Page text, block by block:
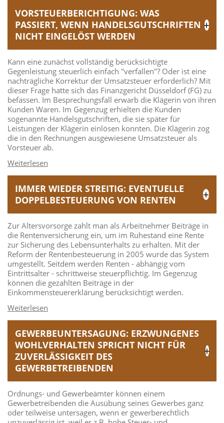
VORSTEUERBERICHTIGUNG: WAS
PASSIERT, WENN HANDELSGUTSCHRIFTEN
NICHT EINGELÖST WERDEN
Kann eine zunächst vollständig berücksichtigte
Gegenleistung steuerlich einfach "verfallen"? Oder ist eine
nachträgliche Korrektur der Umsatzsteuer erforderlich? Mit
dieser Frage hatte sich das Finanzgericht Düsseldorf (FG) zu
befassen. Im Besprechungsfall erwarb die Klägerin von ihren
Kunden Waren. Im Gegenzug erhielten die Kunden
sogenannte Handelsgutschriften, die sie später für
Leistungen der Klägerin einlösen konnten. Die Klägerin zog
die in den Rechnungen ausgewiesene Umsatzsteuer als
Vorsteuer ab.
IMMER WIEDER STREITIG: EVENTUELLE
DOPPELBESTEUERUNG VON RENTEN
Zur Altersvorsorge zahlt man als Arbeitnehmer Beiträge in
die Rentenversicherung ein, um im Ruhestand eine Rente
zur Sicherung des Lebensunterhalts zu erhalten. Mit der
Reform der Rentenbesteuerung in 2005 wurde das System
umgestellt. Seitdem werden Renten - abhängig vom
Eintrittsalter - schrittweise steuerpflichtig. Im Gegenzug
können die gezahlten Beiträge in der
Einkommensteuererklärung berücksichtigt werden.
GEWERBEUNTERSAGUNG: ERZWUNGENES
WOHLVERHALTEN SPRICHT NICHT FÜR
ZUVERLÄSSIGKEIT DES
GEWERBETREIBENDEN
Ordnungs- und Gewerbeämter können einem
Gewerbetreibenden die Ausübung seines Gewerbes ganz
oder teilweise untersagen, wenn er gewerberechtlich